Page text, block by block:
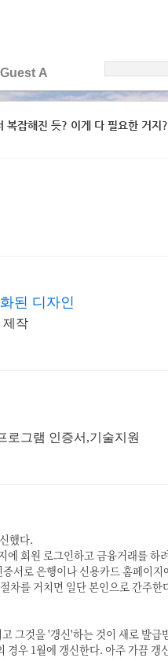
Guest A
잡해진 듯? 이게 다 필요한 거지
된 디자인
제작
로그램 인증서,기술지원
했다.
회원 로그인하고 금융거래를 하
서로 은행이나 신용카드 홈페이지
차를 거치면 일단 본인으로 간주한
그것을 '갱신'하는 것이 새로 발급
우 1월에 갱신한다. 아주 가끔 갱